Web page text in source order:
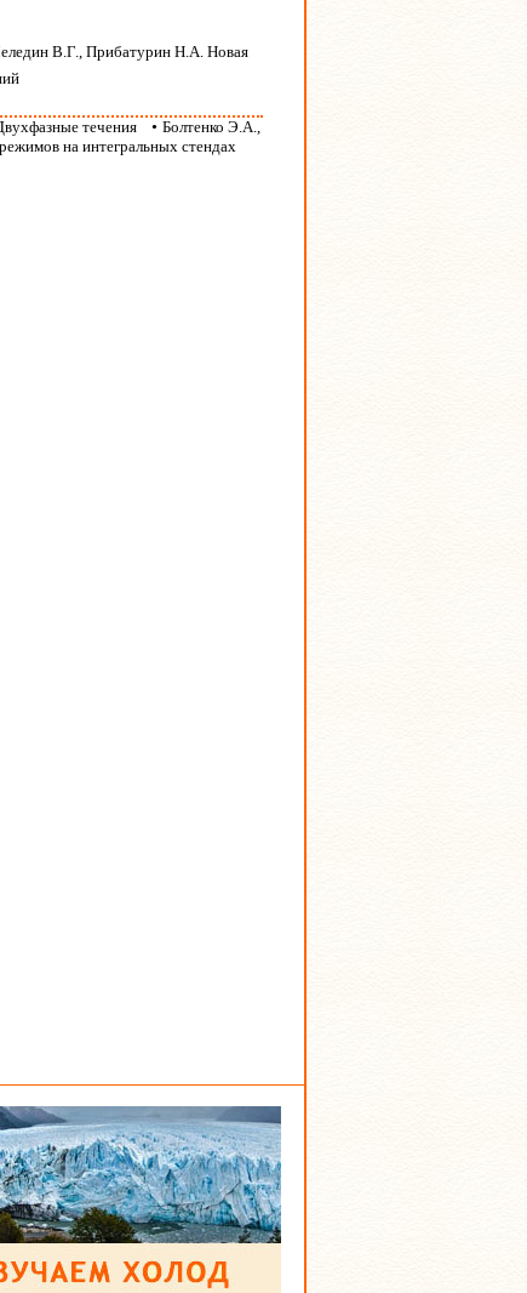
В.Г., Прибатурин Н.А. Новая
течения • Болтенко Э.А.,
на интегральных стендах